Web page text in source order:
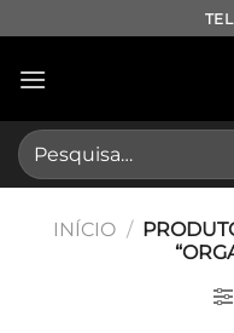
to
content
Pesquisar
por:
INÍCIO /